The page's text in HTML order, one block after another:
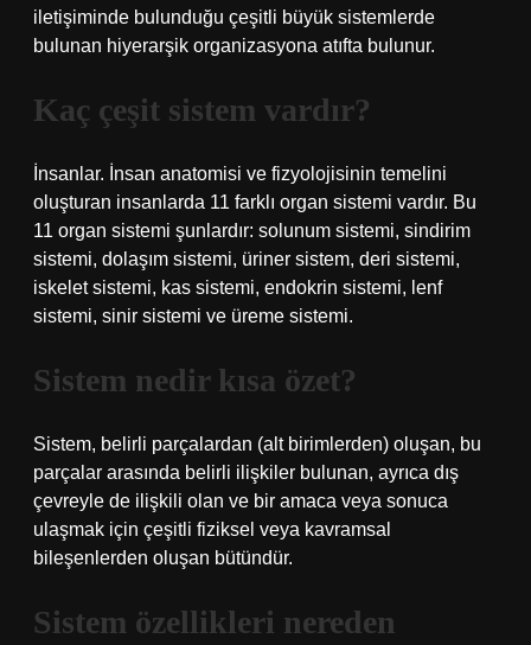
iletişiminde bulunduğu çeşitli büyük sistemlerde
bulunan hiyerarşik organizasyona atıfta bulunur.
Kaç çeşit sistem vardır?
İnsanlar. İnsan anatomisi ve fizyolojisinin temelini
oluşturan insanlarda 11 farklı organ sistemi vardır. Bu
11 organ sistemi şunlardır: solunum sistemi, sindirim
sistemi, dolaşım sistemi, üriner sistem, deri sistemi,
iskelet sistemi, kas sistemi, endokrin sistemi, lenf
sistemi, sinir sistemi ve üreme sistemi.
Sistem nedir kısa özet?
Sistem, belirli parçalardan (alt birimlerden) oluşan, bu
parçalar arasında belirli ilişkiler bulunan, ayrıca dış
çevreyle de ilişkili olan ve bir amaca veya sonuca
ulaşmak için çeşitli fiziksel veya kavramsal
bileşenlerden oluşan bütündür.
Sistem özellikleri nereden